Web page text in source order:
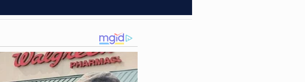
a jovem caiu imediatamente no chão e
homem ainda partiu para cima de outra
correria entre os moradores que